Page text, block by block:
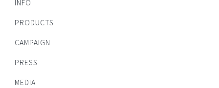
INFO
PRODUCTS
CAMPAIGN
PRESS
MEDIA